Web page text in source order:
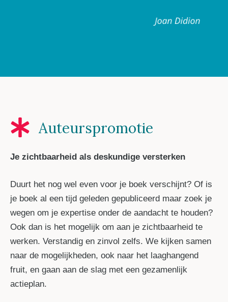
Auteurspromotie
Je zichtbaarheid als deskundige versterken
Duurt het nog wel even voor je boek verschijnt? Of is
je boek al een tijd geleden gepubliceerd maar zoek je
wegen om je expertise onder de aandacht te houden?
Ook dan is het mogelijk om aan je zichtbaarheid te
werken. Verstandig en zinvol zelfs. We kijken samen
naar de mogelijkheden, ook naar het laaghangend
fruit, en gaan aan de slag met een gezamenlijk
actieplan.